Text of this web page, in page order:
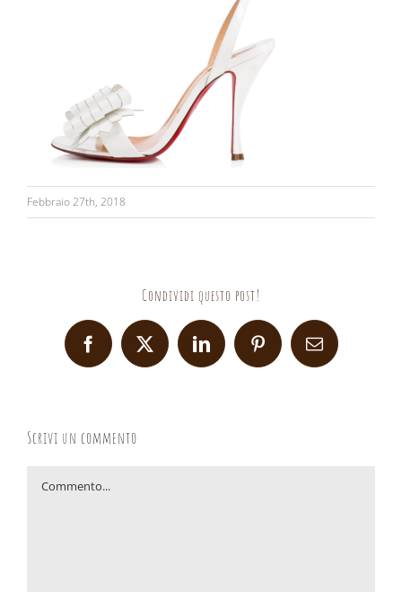
Febbraio 27th, 2018
Condividi questo post!
Facebook
X LinkedInPinterestEmail
Scrivi un commento